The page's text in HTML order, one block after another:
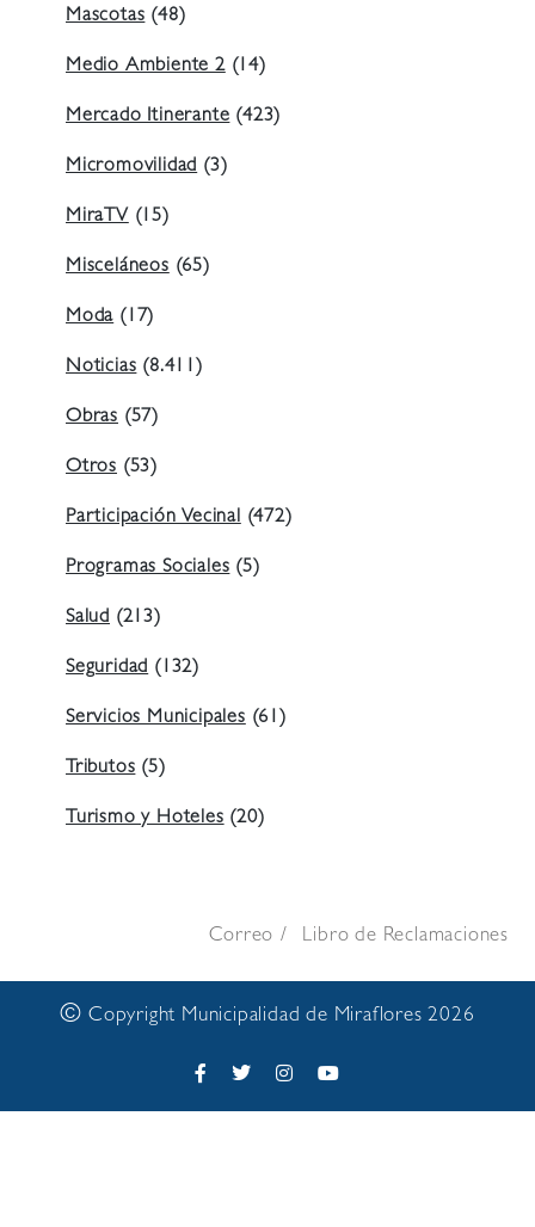
Mascotas(48)
Medio Ambiente 2(14)
Mercado Itinerante(423)
Micromovilidad(3)
MiraTV(15)
Misceláneos(65)
Moda(17)
Noticias(8.411)
Obras (57)
Otros (53)
Participación Vecinal(472)
Programas Sociales(5)
Salud (213)
Seguridad(132)
Servicios Municipales(61)
Tributos(5)
Turismo y Hoteles(20)
Correo Libro de Reclamaciones
© Copyright Municipalidad de Miraflores 2026